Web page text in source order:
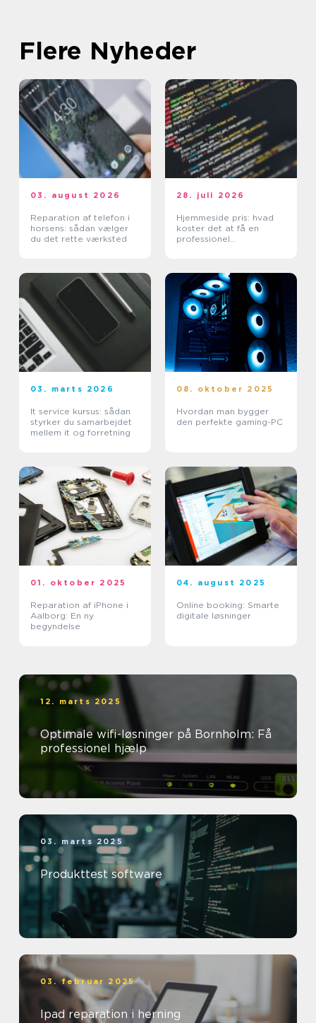
Flere Nyheder
03. august 2026
Reparation af telefon i
horsens: sådan vælger
du det rette værksted
28. juli 2026
Hjemmeside pris: hvad
koster det at få en
professionel
03. marts 2026
It service kursus: sådan
styrker du samarbejdet
mellem it og forretning
08. oktober 2025
Hvordan man bygger
den perfekte gaming-PC
01. oktober 2025
Reparation af iPhone i
Aalborg: En ny
begyndelse
04. august 2025
Online booking: Smarte
digitale løsninger
12. marts 2025
Optimale wifi-løsninger på Bornholm: Få
professionel hjælp
03. marts 2025
Produkttest software
03. februar 2025
Ipad reparation i herning